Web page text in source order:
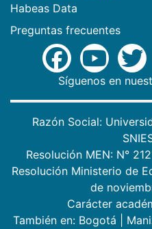
Habeas Data
Preguntas frecuentes
Síguenos en
Razón Social:
Resolución MEN: N°
Resolución Ministerio de
de
Carácter
También en: Bogotá